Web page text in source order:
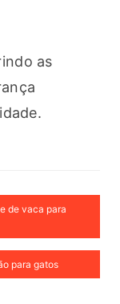
as
de vaca para
para gatos